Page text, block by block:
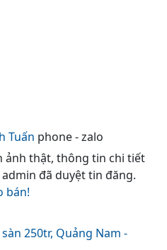
Tuấn phone - zalo
ảnh thật, thông tin chi tiết
đã duyệt tin đăng.
bán!
250tr, Quảng Nam -